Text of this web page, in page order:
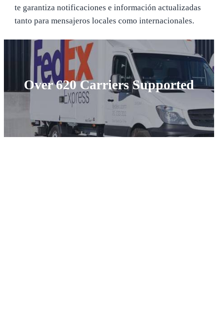
te garantiza notificaciones e información actualizadas
tanto para mensajeros locales como internacionales.
Over 620 Carriers Supported